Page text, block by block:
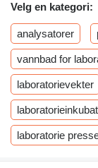
Velg en kategori:
analysatorer
vannbad for
laboratorievekter
laboratorie